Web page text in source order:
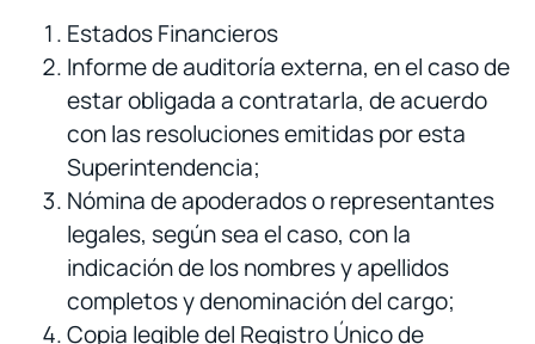
Estados Financieros
Informe de auditoría externa, en el caso de
estar obligada a contratarla, de acuerdo
con las resoluciones emitidas por esta
Superintendencia;
Nómina de apoderados o representantes
legales, según sea el caso, con la
indicación de los nombres y apellidos
completos y denominación del cargo;
Copia legible del Registro Único de